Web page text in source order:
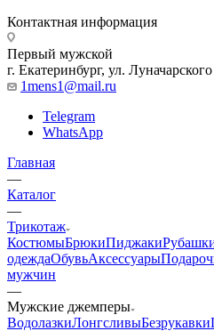
Контактная информация
Первый мужской
г. Екатеринбург, ул.
1mens1@mail.ru
Telegram
WhatsApp
Главная
—
Каталог
—
Трикотаж
КостюмыБрюкиПиджаки
одеждаОбувьАксессуары
мужчин
—
Мужские джемперы
ВодолазкиЛонгсливыБезрукавки